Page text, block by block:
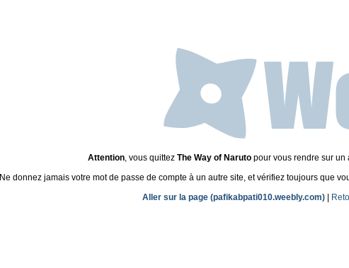
Attention, vous quittez The Way of Narutopour vous rendre sur un
Ne donnez jamais votre mot de passe de compte à un autre site, et vérifiez toujours que
Aller sur la page (pafikabpati010.weebly.com)